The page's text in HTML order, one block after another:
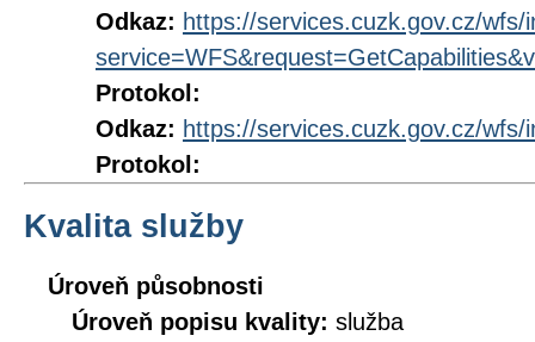
Odkaz: https://services.cuzk.gov.cz/wfs/
Protokol:
Odkaz: https://services.cuzk.gov.cz/wfs/
Protokol:
Kvalita služby
Úroveň působnosti
Úroveň popisu kvality: služba